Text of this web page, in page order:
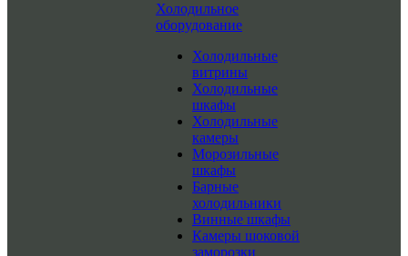
Холодильное
оборудование
Холодильные
витрины
Холодильные
шкафы
Холодильные
камеры
Морозильные
шкафы
Барные
холодильники
Винные шкафы
Камеры шоковой
заморозки